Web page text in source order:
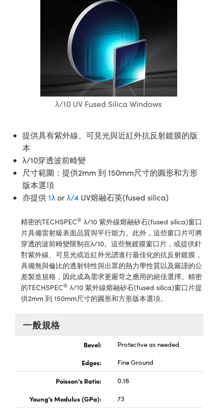
Components | SCHOTT 光
| 雷射光學
| 超快光學
Sputtering) Coated Optics |
濺鍍）鍍膜光學元件
Shaping | 雷射光束整形
| 雷射分光鏡
Isolators | 晶體和隔離器
| 雷射稜鏡
and Slides | 平臺和滑塊
Objectives | 有限共軛物鏡
| 反射物鏡
Lighting |顯微鏡照明
| 顯微鏡濾光片
Lenses | 變焦鏡頭模組
| 顯微鏡標靶
Mechanics | 顯微鏡用結構件
and Couplers | 中繼鏡或耦合鏡
Direct Microscopes | 袖珍顯微鏡
| 實驗室和生產線
Lenses for Harsh Environments
and Advanced
| 影視製作和高級攝影
Accessories | 成像鏡頭配件
Cameras | IDS 相機
Labs Cameras™ | Lucid Vision
| Pixelink 相機
and Optomechanics |
Interface Cameras | 高速接口相
| 模擬相機
| 成像系統
and Roughness Standards | 表
Components | 主動光學元件
Accessories | UV固化設備
Tomography
Development Systems
Optical Company
Components
Labs™
| 清倉照明
and Detection
and Production | 清倉實驗室
| 重新認證照明
and Detection
and Production | 重新認證實
λ/10 UV Fused Silica Windows
提供具有紫外線、可見光與近紅外抗反射鍍膜的版
本
λ/10穿透波前畸變
尺寸範圍：提供2mm 到 150mm尺寸的圓形和方形
版本選項
亦提供1λorλ/4 UV熔融石英(fused silica)
精密的TECHSPEC® λ/10 紫外線熔融矽石(fused silica)窗口
片具備雷射級表面品質與平行能力。此外，這些窗口片可將
穿透的波前畸變限制在λ/10。這些無鍍膜窗口片，或提供針
對紫外線、可見光或近紅外光譜進行最佳化的抗反射鍍膜，
具備無與倫比的透射特性與出眾的熱力學性質以及嚴謹的公
差製造規格，因此成為需求更嚴苛之應用的絕佳選擇。精密
的TECHSPEC® λ/10 紫外線熔融矽石(fused silica)窗口片提
供2mm 到 150mm尺寸的圓形和方形版本選項。
一般規格
Bevel:
Protective as needed
Edges:
Fine Ground
Poisson's Ratio:
0.16
Young's Modulus (GPa):
73